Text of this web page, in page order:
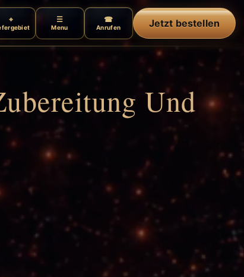
Menu Anrufen Jetzt bestellen
Und